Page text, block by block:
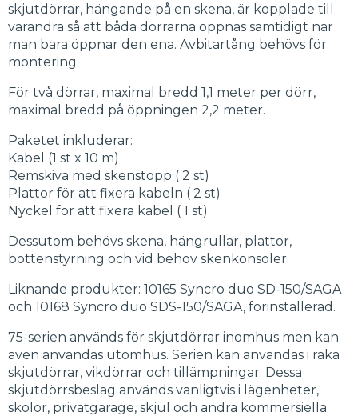
skjutdörrar, hängande på en skena, är kopplade till
varandra så att båda dörrarna öppnas samtidigt när
man bara öppnar den ena. Avbitartång behövs för
montering.
För två dörrar, maximal bredd 1,1 meter per dörr,
maximal bredd på öppningen 2,2 meter.
Paketet inkluderar:
Kabel (1 st x 10 m)
Remskiva med skenstopp ( 2 st)
Plattor för att fixera kabeln ( 2 st)
Nyckel för att fixera kabel ( 1 st)
Dessutom behövs skena, hängrullar, plattor,
bottenstyrning och vid behov skenkonsoler.
Liknande produkter: 10165 Syncro duo SD-150/SAGA
och 10168 Syncro duo SDS-150/SAGA, förinstallerad.
75-serien används för skjutdörrar inomhus men kan
även användas utomhus. Serien kan användas i raka
skjutdörrar, vikdörrar och tillämpningar. Dessa
skjutdörrsbeslag används vanligtvis i lägenheter,
skolor, privatgarage, skjul och andra kommersiella